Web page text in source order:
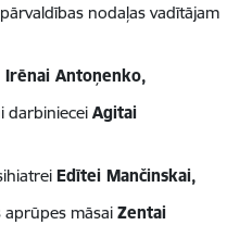
nodaļas vadītājam
Irēnai Antoņenko,
darbiniecei Agitai
Edītei Mančinskai,
aprūpes māsai Zentai